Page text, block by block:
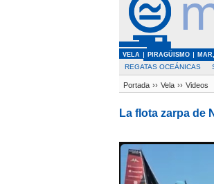
VELA PIRAGÜISMO
REGATAS OCEÁNICAS
Portada ›› Vela ›› Videos
La flota zarpa de